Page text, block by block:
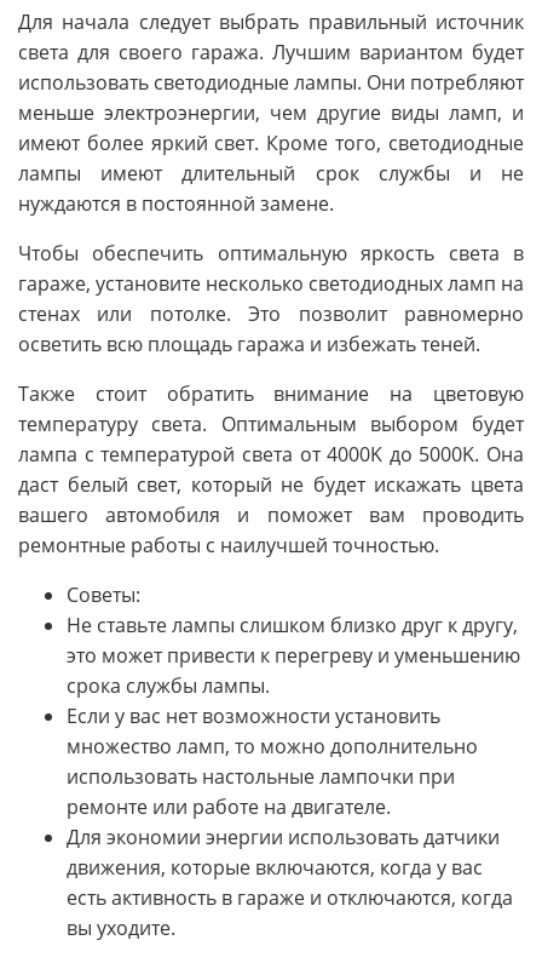
Для начала следует выбрать правильный источник
света для своего гаража. Лучшим вариантом будет
использовать светодиодные лампы. Они потребляют
меньше электроэнергии, чем другие виды ламп, и
имеют более яркий свет. Кроме того, светодиодные
лампы имеют длительный срок службы и не
нуждаются в постоянной замене.
Чтобы обеспечить оптимальную яркость света в
гараже, установите несколько светодиодных ламп на
стенах или потолке. Это позволит равномерно
осветить всю площадь гаража и избежать теней.
Также стоит обратить внимание на цветовую
температуру света. Оптимальным выбором будет
лампа с температурой света от 4000K до 5000K. Она
даст белый свет, который не будет искажать цвета
вашего автомобиля и поможет вам проводить
ремонтные работы с наилучшей точностью.
Советы:
Не ставьте лампы слишком близко друг к другу,
это может привести к перегреву и уменьшению
срока службы лампы.
Если у вас нет возможности установить
множество ламп, то можно дополнительно
использовать настольные лампочки при
ремонте или работе на двигателе.
Для экономии энергии использовать датчики
движения, которые включаются, когда у вас
есть активность в гараже и отключаются, когда
вы уходите.